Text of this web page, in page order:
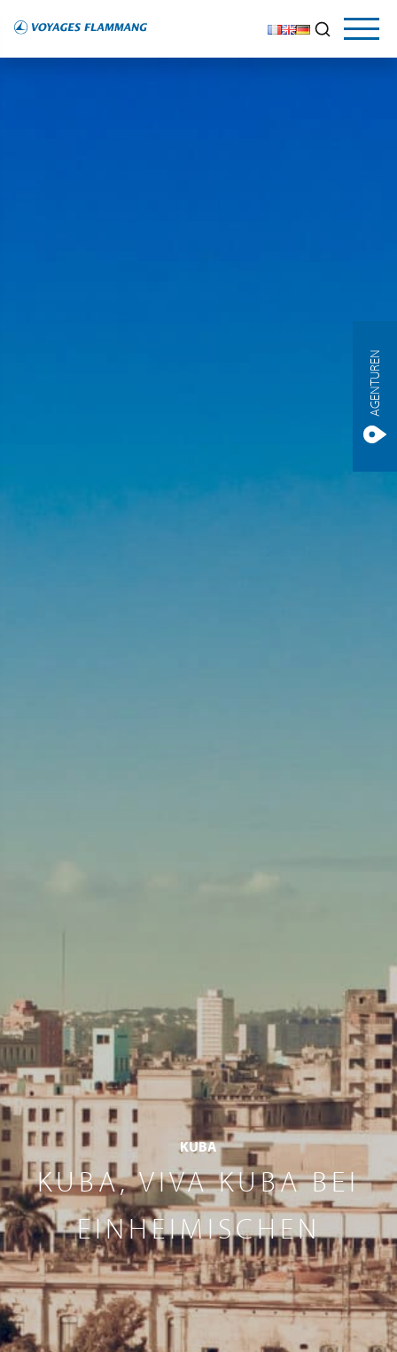
AGENTUREN
KUBA
KUBA, VIVA KUBA BEI
EINHEIMISCHEN